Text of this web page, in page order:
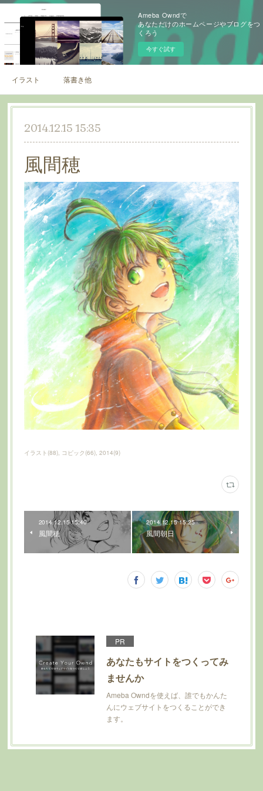
Ameba Owndで
あなただけのホームページやブログをつ
くろう
今すぐ試す
イラスト 落書き他
2014.12.15 15:35
風間穂
イラスト (88) コピック (66) 2014(9)
2014.12.15 15:40
風間穂
2014.12.15 15:25
風間朝日
PR
あなたもサイトをつくってみ
ませんか
Ameba Owndを使えば、誰でもかんた
んにウェブサイトをつくることができ
ます。